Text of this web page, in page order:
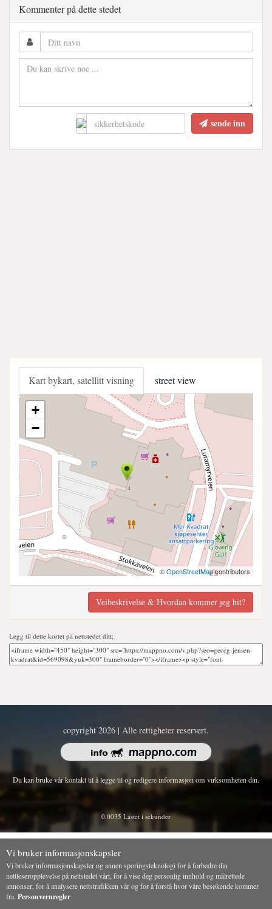
Kommenter på dette stedet
sende inn
Kart bykart, satellitt visning street view
+
−
©OpenStreetMapcontributors
Veibeskrivelse & Hvordan kommer jeg hit?
Legg til dette kortet på nettstedet ditt;
copyright 2026 | Alle rettigheter reservert.
Du kan bruke vår kontakt til å legge til og redigere informasjon om virksomheten din.
0.0035 Lastet i sekunder
Vi bruker informasjonskapsler
Vi bruker informasjonskapsler og annen sporingsteknologi for å forbedre din
nettleseropplevelse på nettstedet vårt, for å vise deg personlig innhold og målrettede
annonser, for å analysere nettstrafikken vår og for å forstå hvor våre besøkende kommer
fra. Personvernregler